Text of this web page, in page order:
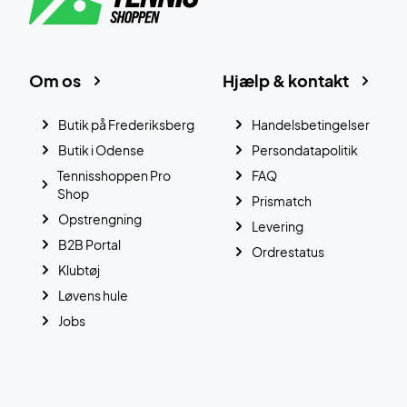
Hjælp & kontakt
Handelsbetingelser
Persondatapolitik
FAQ
Prismatch
Levering
Ordrestatus
Om os
Butik på Frederiksberg
Butik i Odense
Tennisshoppen Pro
Shop
Opstrengning
B2B Portal
Klubtøj
Løvens hule
Jobs